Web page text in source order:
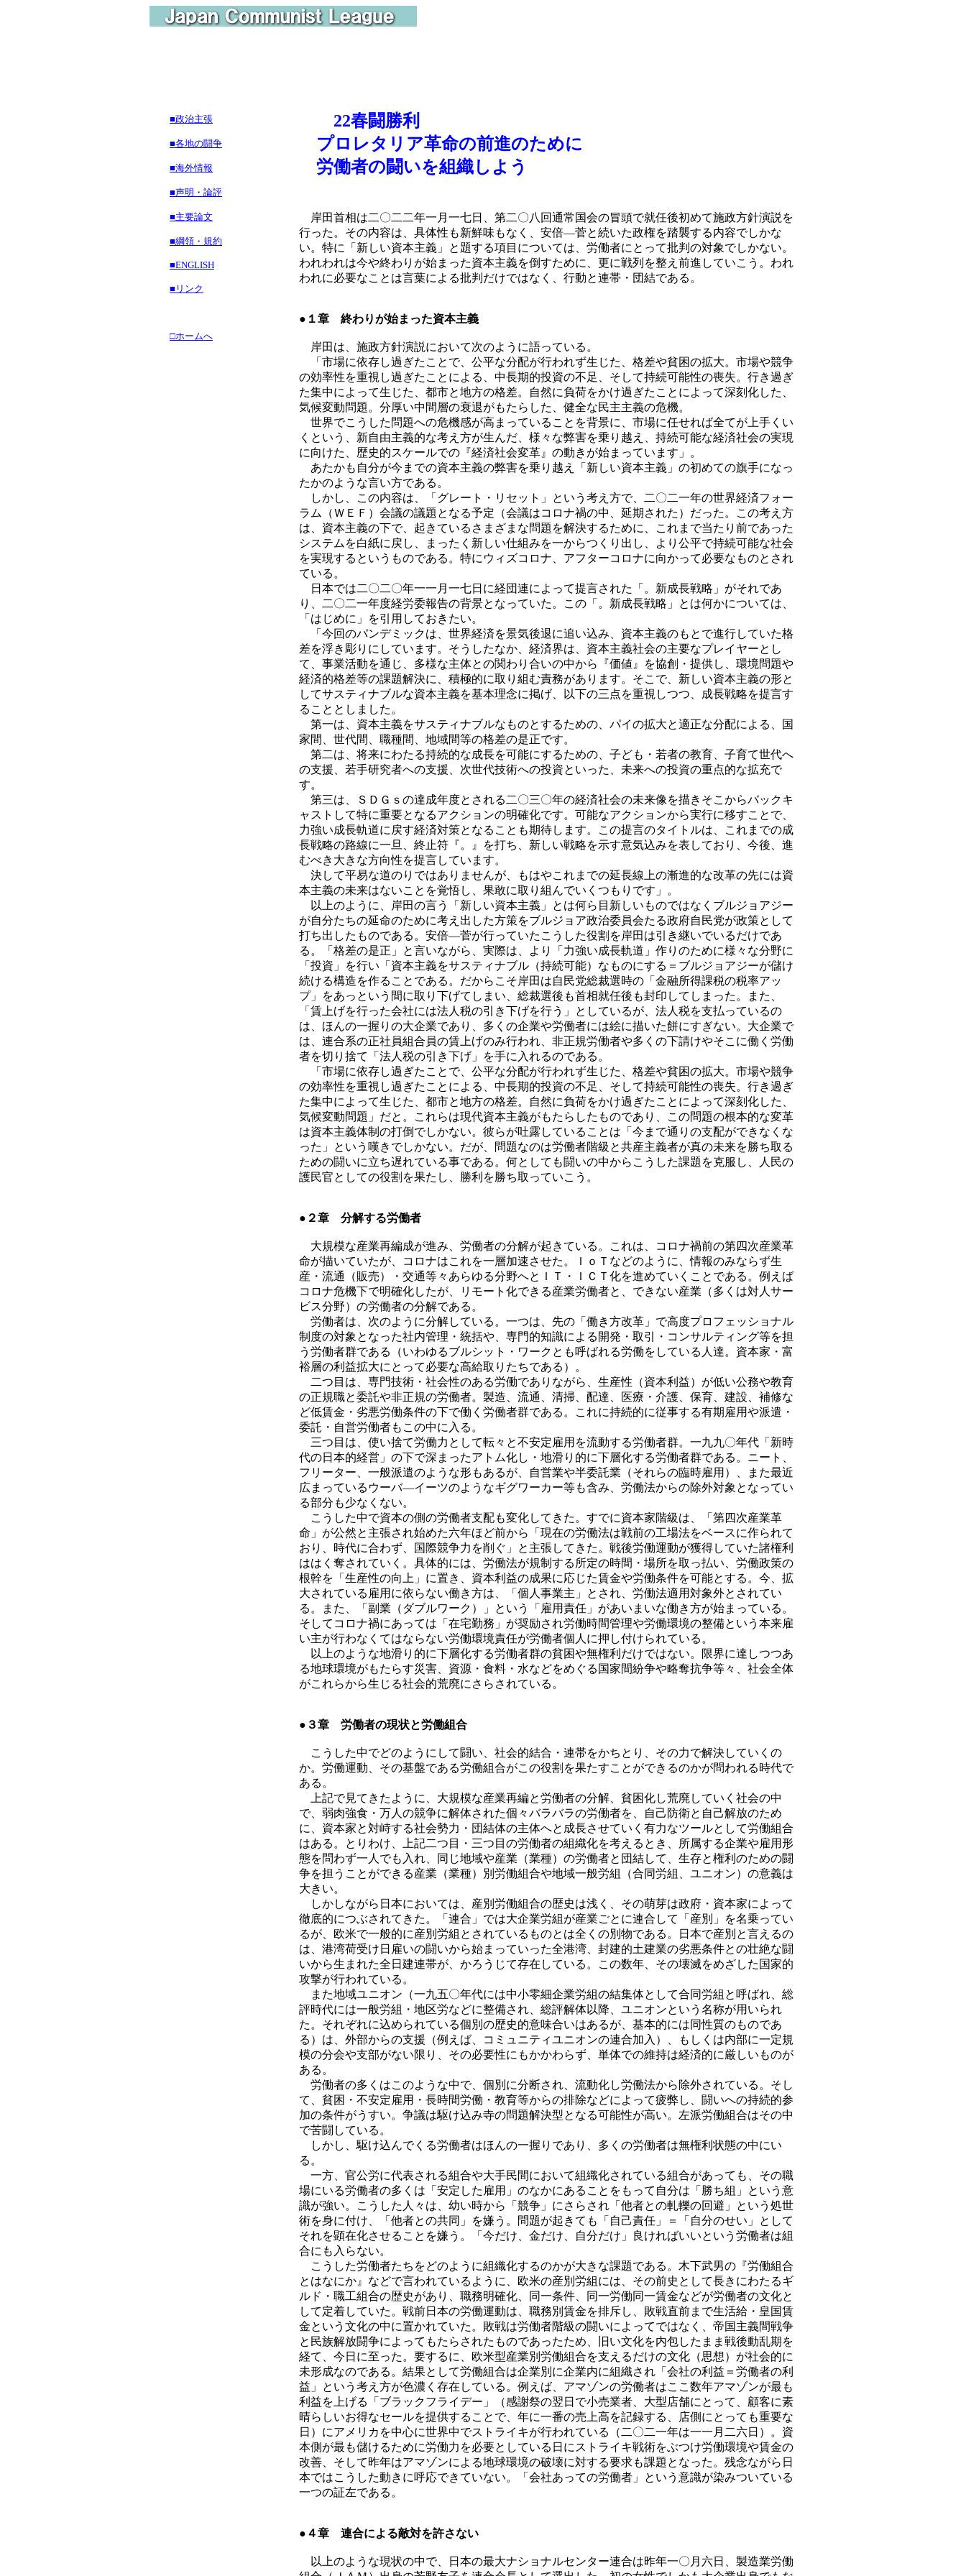
■政治主張
■各地の闘争
■海外情報
■声明・論評
■主要論文
■綱領・規約
■ENGLISH
■リンク
□ホームへ
22春闘勝利
プロレタリア革命の前進のために
労働者の闘いを組織しよう
岸田首相は二〇二二年一月一七日、第二〇八回通常国会の冒頭で就任後初めて施政方針演説を
行った。その内容は、具体性も新鮮味もなく、安倍―菅と続いた政権を踏襲する内容でしかな
い。特に「新しい資本主義」と題する項目については、労働者にとって批判の対象でしかない。
われわれは今や終わりが始まった資本主義を倒すために、更に戦列を整え前進していこう。われ
われに必要なことは言葉による批判だけではなく、行動と連帯・団結である。
●１章 終わりが始まった資本主義
岸田は、施政方針演説において次のように語っている。
「市場に依存し過ぎたことで、公平な分配が行われず生じた、格差や貧困の拡大。市場や競争
の効率性を重視し過ぎたことによる、中長期的投資の不足、そして持続可能性の喪失。行き過ぎ
た集中によって生じた、都市と地方の格差。自然に負荷をかけ過ぎたことによって深刻化した、
気候変動問題。分厚い中間層の衰退がもたらした、健全な民主主義の危機。
世界でこうした問題への危機感が高まっていることを背景に、市場に任せれば全てが上手くい
くという、新自由主義的な考え方が生んだ、様々な弊害を乗り越え、持続可能な経済社会の実現
に向けた、歴史的スケールでの『経済社会変革』の動きが始まっています」。
あたかも自分が今までの資本主義の弊害を乗り越え「新しい資本主義」の初めての旗手になっ
たかのような言い方である。
しかし、この内容は、「グレート・リセット」という考え方で、二〇二一年の世界経済フォー
ラム（ＷＥＦ）会議の議題となる予定（会議はコロナ禍の中、延期された）だった。この考え方
は、資本主義の下で、起きているさまざまな問題を解決するために、これまで当たり前であった
システムを白紙に戻し、まったく新しい仕組みを一からつくり出し、より公平で持続可能な社会
を実現するというものである。特にウィズコロナ、アフターコロナに向かって必要なものとされ
ている。
日本では二〇二〇年一一月一七日に経団連によって提言された「。新成長戦略」がそれであ
り、二〇二一年度経労委報告の背景となっていた。この「。新成長戦略」とは何かについては、
「はじめに」を引用しておきたい。
「今回のパンデミックは、世界経済を景気後退に追い込み、資本主義のもとで進行していた格
差を浮き彫りにしています。そうしたなか、経済界は、資本主義社会の主要なプレイヤーとし
て、事業活動を通じ、多様な主体との関わり合いの中から『価値』を協創・提供し、環境問題や
経済的格差等の課題解決に、積極的に取り組む責務があります。そこで、新しい資本主義の形と
してサスティナブルな資本主義を基本理念に掲げ、以下の三点を重視しつつ、成長戦略を提言す
ることとしました。
第一は、資本主義をサスティナブルなものとするための、パイの拡大と適正な分配による、国
家間、世代間、職種間、地域間等の格差の是正です。
第二は、将来にわたる持続的な成長を可能にするための、子ども・若者の教育、子育て世代へ
の支援、若手研究者への支援、次世代技術への投資といった、未来への投資の重点的な拡充で
す。
第三は、ＳＤＧｓの達成年度とされる二〇三〇年の経済社会の未来像を描きそこからバックキ
ャストして特に重要となるアクションの明確化です。可能なアクションから実行に移すことで、
力強い成長軌道に戻す経済対策となることも期待します。この提言のタイトルは、これまでの成
長戦略の路線に一旦、終止符『。』を打ち、新しい戦略を示す意気込みを表しており、今後、進
むべき大きな方向性を提言しています。
決して平易な道のりではありませんが、もはやこれまでの延長線上の漸進的な改革の先には資
本主義の未来はないことを覚悟し、果敢に取り組んでいくつもりです」。
以上のように、岸田の言う「新しい資本主義」とは何ら目新しいものではなくブルジョアジー
が自分たちの延命のために考え出した方策をブルジョア政治委員会たる政府自民党が政策として
打ち出したものである。安倍―菅が行っていたこうした役割を岸田は引き継いでいるだけであ
る。「格差の是正」と言いながら、実際は、より「力強い成長軌道」作りのために様々な分野に
「投資」を行い「資本主義をサスティナブル（持続可能）なものにする＝ブルジョアジーが儲け
続ける構造を作ることである。だからこそ岸田は自民党総裁選時の「金融所得課税の税率アッ
プ」をあっという間に取り下げてしまい、総裁選後も首相就任後も封印してしまった。また、
「賃上げを行った会社には法人税の引き下げを行う」としているが、法人税を支払っているの
は、ほんの一握りの大企業であり、多くの企業や労働者には絵に描いた餅にすぎない。大企業で
は、連合系の正社員組合員の賃上げのみ行われ、非正規労働者や多くの下請けやそこに働く労働
者を切り捨て「法人税の引き下げ」を手に入れるのである。
「市場に依存し過ぎたことで、公平な分配が行われず生じた、格差や貧困の拡大。市場や競争
の効率性を重視し過ぎたことによる、中長期的投資の不足、そして持続可能性の喪失。行き過ぎ
た集中によって生じた、都市と地方の格差。自然に負荷をかけ過ぎたことによって深刻化した、
気候変動問題」だと。これらは現代資本主義がもたらしたものであり、この問題の根本的な変革
は資本主義体制の打倒でしかない。彼らが吐露していることは「今まで通りの支配ができなくな
った」という嘆きでしかない。だが、問題なのは労働者階級と共産主義者が真の未来を勝ち取る
ための闘いに立ち遅れている事である。何としても闘いの中からこうした課題を克服し、人民の
護民官としての役割を果たし、勝利を勝ち取っていこう。
●２章 分解する労働者
大規模な産業再編成が進み、労働者の分解が起きている。これは、コロナ禍前の第四次産業革
命が描いていたが、コロナはこれを一層加速させた。ＩｏＴなどのように、情報のみならず生
産・流通（販売）・交通等々あらゆる分野へとＩＴ・ＩＣＴ化を進めていくことである。例えば
コロナ危機下で明確化したが、リモート化できる産業労働者と、できない産業（多くは対人サー
ビス分野）の労働者の分解である。
労働者は、次のように分解している。一つは、先の「働き方改革」で高度プロフェッショナル
制度の対象となった社内管理・統括や、専門的知識による開発・取引・コンサルティング等を担
う労働者群である（いわゆるブルシット・ワークとも呼ばれる労働をしている人達。資本家・富
裕層の利益拡大にとって必要な高給取りたちである）。
二つ目は、専門技術・社会性のある労働でありながら、生産性（資本利益）が低い公務や教育
の正規職と委託や非正規の労働者。製造、流通、清掃、配達、医療・介護、保育、建設、補修な
ど低賃金・劣悪労働条件の下で働く労働者群である。これに持続的に従事する有期雇用や派遣・
委託・自営労働者もこの中に入る。
三つ目は、使い捨て労働力として転々と不安定雇用を流動する労働者群。一九九〇年代「新時
代の日本的経営」の下で深まったアトム化し・地滑り的に下層化する労働者群である。ニート、
フリーター、一般派遣のような形もあるが、自営業や半委託業（それらの臨時雇用）、また最近
広まっているウーバ―イーツのようなギグワーカー等も含み、労働法からの除外対象となってい
る部分も少なくない。
こうした中で資本の側の労働者支配も変化してきた。すでに資本家階級は、「第四次産業革
命」が公然と主張され始めた六年ほど前から「現在の労働法は戦前の工場法をベースに作られて
おり、時代に合わず、国際競争力を削ぐ」と主張してきた。戦後労働運動が獲得していた諸権利
ははく奪されていく。具体的には、労働法が規制する所定の時間・場所を取っ払い、労働政策の
根幹を「生産性の向上」に置き、資本利益の成果に応じた賃金や労働条件を可能とする。今、拡
大されている雇用に依らない働き方は、「個人事業主」とされ、労働法適用対象外とされてい
る。また、「副業（ダブルワーク）」という「雇用責任」があいまいな働き方が始まっている。
そしてコロナ禍にあっては「在宅勤務」が奨励され労働時間管理や労働環境の整備という本来雇
い主が行わなくてはならない労働環境責任が労働者個人に押し付けられている。
以上のような地滑り的に下層化する労働者群の貧困や無権利だけではない。限界に達しつつあ
る地球環境がもたらす災害、資源・食料・水などをめぐる国家間紛争や略奪抗争等々、社会全体
がこれらから生じる社会的荒廃にさらされている。
●３章 労働者の現状と労働組合
こうした中でどのようにして闘い、社会的結合・連帯をかちとり、その力で解決していくの
か。労働運動、その基盤である労働組合がこの役割を果たすことができるのかが問われる時代で
ある。
上記で見てきたように、大規模な産業再編と労働者の分解、貧困化し荒廃していく社会の中
で、弱肉強食・万人の競争に解体された個々バラバラの労働者を、自己防衛と自己解放のため
に、資本家と対峙する社会勢力・団結体の主体へと成長させていく有力なツールとして労働組合
はある。とりわけ、上記二つ目・三つ目の労働者の組織化を考えるとき、所属する企業や雇用形
態を問わず一人でも入れ、同じ地域や産業（業種）の労働者と団結して、生存と権利のための闘
争を担うことができる産業（業種）別労働組合や地域一般労組（合同労組、ユニオン）の意義は
大きい。
しかしながら日本においては、産別労働組合の歴史は浅く、その萌芽は政府・資本家によって
徹底的につぶされてきた。「連合」では大企業労組が産業ごとに連合して「産別」を名乗ってい
るが、欧米で一般的に産別労組とされているものとは全くの別物である。日本で産別と言えるの
は、港湾荷受け日雇いの闘いから始まっていった全港湾、封建的土建業の劣悪条件との壮絶な闘
いから生まれた全日建連帯が、かろうじて存在している。この数年、その壊滅をめざした国家的
攻撃が行われている。
また地域ユニオン（一九五〇年代には中小零細企業労組の結集体として合同労組と呼ばれ、総
評時代には一般労組・地区労などに整備され、総評解体以降、ユニオンという名称が用いられ
た。それぞれに込められている個別の歴史的意味合いはあるが、基本的には同性質のものであ
る）は、外部からの支援（例えば、コミュニティユニオンの連合加入）、もしくは内部に一定規
模の分会や支部がない限り、その必要性にもかかわらず、単体での維持は経済的に厳しいものが
ある。
労働者の多くはこのような中で、個別に分断され、流動化し労働法から除外されている。そし
て、貧困・不安定雇用・長時間労働・教育等からの排除などによって疲弊し、闘いへの持続的参
加の条件がうすい。争議は駆け込み寺の問題解決型となる可能性が高い。左派労働組合はその中
で苦闘している。
しかし、駆け込んでくる労働者はほんの一握りであり、多くの労働者は無権利状態の中にい
る。
一方、官公労に代表される組合や大手民間において組織化されている組合があっても、その職
場にいる労働者の多くは「安定した雇用」のなかにあることをもって自分は「勝ち組」という意
識が強い。こうした人々は、幼い時から「競争」にさらされ「他者との軋轢の回避」という処世
術を身に付け、「他者との共同」を嫌う。問題が起きても「自己責任」＝「自分のせい」として
それを顕在化させることを嫌う。「今だけ、金だけ、自分だけ」良ければいいという労働者は組
合にも入らない。
こうした労働者たちをどのように組織化するのかが大きな課題である。木下武男の『労働組合
とはなにか』などで言われているように、欧米の産別労組には、その前史として長きにわたるギ
ルド・職工組合の歴史があり、職務明確化、同一条件、同一労働同一賃金などが労働者の文化と
して定着していた。戦前日本の労働運動は、職務別賃金を排斥し、敗戦直前まで生活給・皇国賃
金という文化の中に置かれていた。敗戦は労働者階級の闘いによってではなく、帝国主義間戦争
と民族解放闘争によってもたらされたものであったため、旧い文化を内包したまま戦後動乱期を
経て、今日に至った。要するに、欧米型産業別労働組合を支えるだけの文化（思想）が社会的に
未形成なのである。結果として労働組合は企業別に企業内に組織され「会社の利益＝労働者の利
益」という考え方が色濃く存在している。例えば、アマゾンの労働者はここ数年アマゾンが最も
利益を上げる「ブラックフライデー」（感謝祭の翌日で小売業者、大型店舗にとって、顧客に素
晴らしいお得なセールを提供することで、年に一番の売上高を記録する、店側にとっても重要な
日）にアメリカを中心に世界中でストライキが行われている（二〇二一年は一一月二六日）。資
本側が最も儲けるために労働力を必要としている日にストライキ戦術をぶつけ労働環境や賃金の
改善、そして昨年はアマゾンによる地球環境の破壊に対する要求も課題となった。残念ながら日
本ではこうした動きに呼応できていない。「会社あっての労働者」という意識が染みついている
一つの証左である。
●４章 連合による敵対を許さない
以上のような現状の中で、日本の最大ナショナルセンター連合は昨年一〇月六日、製造業労働